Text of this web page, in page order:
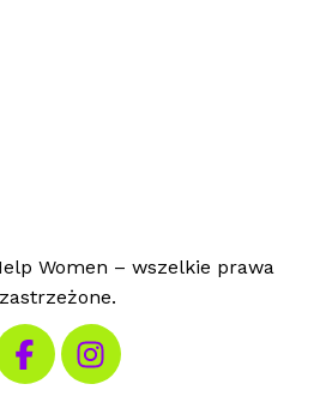
Women – wszelkie prawa
zastrzeżone.
Odwiedź nasz Facebook
Odwiedź nasz Instagram